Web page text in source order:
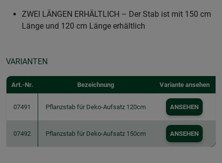
ZWEI LÄNGEN ERHÄLTLICH – Der Stab ist mit 150 cm
Länge und 120 cm Länge erhältlich
VARIANTEN
Art.-Nr. Bezeichnung Variante ansehen
07491 Pflanzstab für Deko-Aufsatz 120cm ANSEHEN
07492 Pflanzstab für Deko-Aufsatz 150cm ANSEHEN